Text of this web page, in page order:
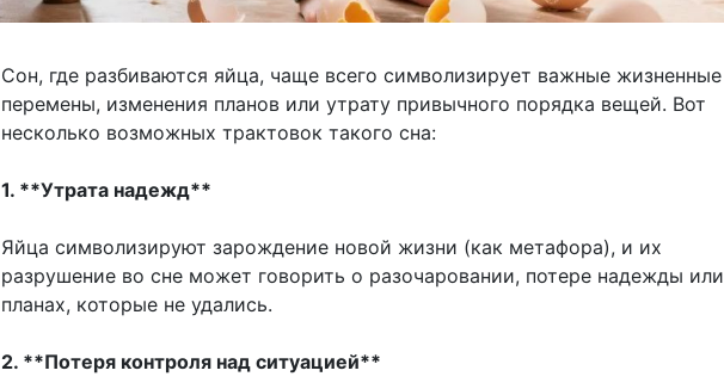
Сон, где разбиваются яйца, чаще всего символизирует важные жизненные
перемены, изменения планов или утрату привычного порядка вещей. Вот
несколько возможных трактовок такого сна:
1. **Утрата надежд**
Яйца символизируют зарождение новой жизни (как метафора), и их
разрушение во сне может говорить о разочаровании, потере надежды или
планах, которые не удались.
2. **Потеря контроля над ситуацией**